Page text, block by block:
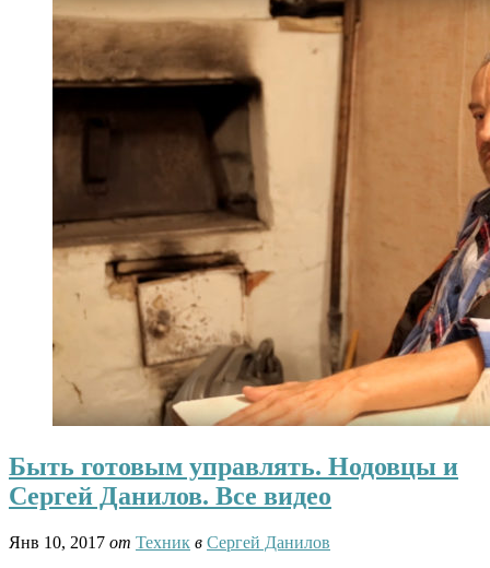
Быть готовым управлять. Нодовцы и
Сергей Данилов. Все видео
Янв 10, 2017 от Техник в Сергей Данилов